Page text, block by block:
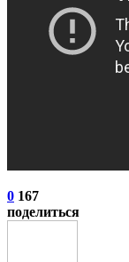
0 167
поделиться